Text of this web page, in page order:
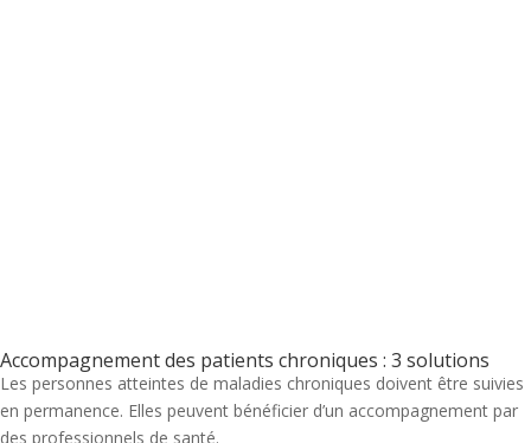
Accompagnement des patients chroniques : 3 solutions
Les personnes atteintes de maladies chroniques doivent être suivies
en permanence. Elles peuvent bénéficier d’un accompagnement par
des professionnels de santé.